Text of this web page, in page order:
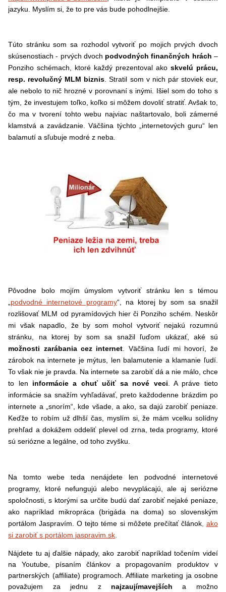
jazyku. Myslím si, že to pre vás bude pohodlnejšie.
Túto stránku som sa rozhodol vytvoriť po mojich prvých dvoch
skúsenostiach - prvých dvoch podvodných finančných hrách –
Ponziho schémach, ktoré každý prezentoval ako skvelú prácu,
resp. revolučný MLM biznis. Stratil som v nich pár stoviek eur,
ale nebolo to nič hrozné v porovnaní s inými. Išiel som do toho s
tým, že investujem toľko, koľko si môžem dovoliť stratiť. Avšak to,
čo ma v tvorení tohto webu najviac naštartovalo, boli zámerné
klamstvá a zavádzanie. Väčšina týchto „internetových guru“ len
balamutí a sľubuje modré z neba.
Pôvodne bolo mojím úmyslom vytvoriť stránku len s témou
„podvodné internetové programy“, na ktorej by som sa snažil
rozlišovať MLM od pyramídových hier či Ponziho schém. Neskôr
mi však napadlo, že by som mohol vytvoriť nejakú rozumnú
stránku, na ktorej by som sa snažil ľuďom ukázať, aké sú
možnosti zarábania cez internet. Väčšina ľudí mi hovorí, že
zárobok na internete je mýtus, len balamutenie a klamanie ľudí.
To však nie je pravda. Na internete sa zarobiť dá a nie málo, chce
to len informácie a chuť učiť sa nové veci. A práve tieto
informácie sa snažím vyhľadávať, preto každodenne brázdim po
internete a „snorím“, kde všade, a ako, sa dajú zarobiť peniaze.
Keďže to robím už dlhší čas, myslím si, že mám vcelku solídny
prehľad a dokážem oddeliť plevel od zrna, teda programy, ktoré
sú seriózne a legálne, od toho zvyšku.
Na tomto webe teda nenájdete len podvodné internetové
programy, ktoré nefungujú alebo nevyplácajú, ale aj seriózne
spoločnosti, s ktorými sa určite budú dať zarobiť nejaké peniaze,
ako napríklad mikropráca (brigáda na doma) so slovenským
portálom Jaspravím. O tejto téme si môžete prečítať článok, ako
si zarobiť s portálom jaspravim.sk.
Nájdete tu aj ďalšie nápady, ako zarobiť napríklad točením videí
na Youtube, písaním článkov a propagovaním produktov v
partnerských (affiliate) programoch. Affiliate marketing ja osobne
považujem za jednu z najzaujímavejšícha možno